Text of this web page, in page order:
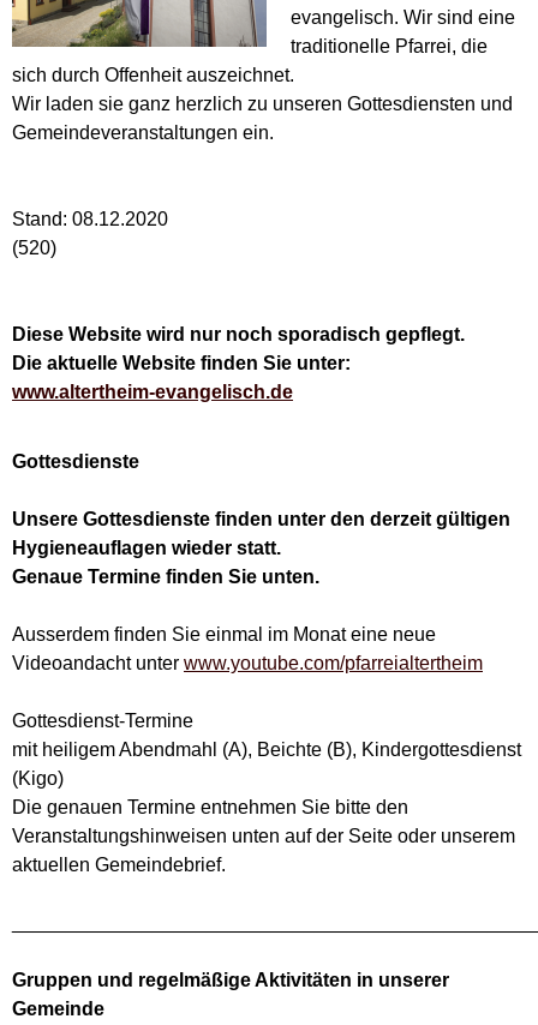
evangelisch. Wir sind eine
traditionelle Pfarrei, die
sich durch Offenheit auszeichnet.
Wir laden sie ganz herzlich zu unseren Gottesdiensten und
Gemeindeveranstaltungen ein.
Stand: 08.12.2020
(520)
Diese Website wird nur noch sporadisch gepflegt.
Die aktuelle Website finden Sie unter:
www.altertheim-evangelisch.de
Gottesdienste
Unsere Gottesdienste finden unter den derzeit gültigen
Hygieneauflagen wieder statt.
Genaue Termine finden Sie unten.
Ausserdem finden Sie einmal im Monat eine neue
Videoandacht unter www.youtube.com/pfarreialtertheim
Gottesdienst-Termine
mit heiligem Abendmahl (A), Beichte (B), Kindergottesdienst
(Kigo)
Die genauen Termine entnehmen Sie bitte den
Veranstaltungshinweisen unten auf der Seite oder unserem
aktuellen Gemeindebrief.
Gruppen und regelmäßige Aktivitäten in unserer
Gemeinde